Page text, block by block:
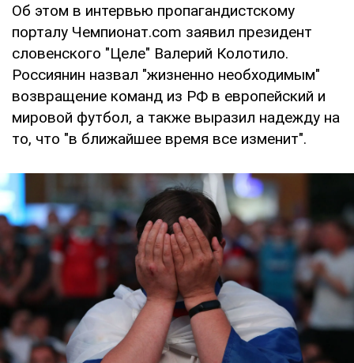
Об этом в интервью пропагандистскому
порталу Чемпионат.com заявил президент
словенского "Целе" Валерий Колотило.
Россиянин назвал "жизненно необходимым"
возвращение команд из РФ в европейский и
мировой футбол, а также выразил надежду на
то, что "в ближайшее время все изменит".